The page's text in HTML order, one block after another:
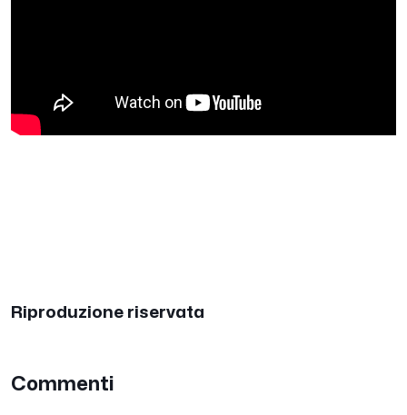
Riproduzione riservata
Commenti